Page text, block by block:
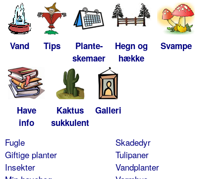
Vand Tips
Plante-
skemaer
Hegn og
hække
Svampe
Have
info
Kaktus
sukkulent
Galleri
Fugle
Giftige planter
Insekter
Skadedyr
Tulipaner
Vandplanter